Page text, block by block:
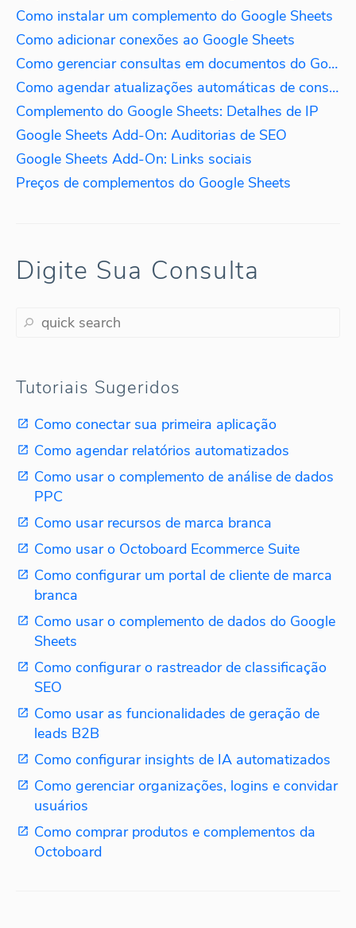
Como instalar um complemento do Google Sheets
Como adicionar conexões ao Google Sheets
Como gerenciar consultas em documentos do Google Sheets
Como agendar atualizações automáticas de consultas
Complemento do Google Sheets: Detalhes de IP
Google Sheets Add-On: Auditorias de SEO
Google Sheets Add-On: Links sociais
Preços de complementos do Google Sheets
Digite Sua Consulta
Tutoriais Sugeridos
Como conectar sua primeira aplicação
Como agendar relatórios automatizados
Como usar o complemento de análise de dados
PPC
Como usar recursos de marca branca
Como usar o Octoboard Ecommerce Suite
Como configurar um portal de cliente de marca
branca
Como usar o complemento de dados do Google
Sheets
Como configurar o rastreador de classificação
SEO
Como usar as funcionalidades de geração de
leads B2B
Como configurar insights de IA automatizados
Como gerenciar organizações, logins e convidar
usuários
Como comprar produtos e complementos da
Octoboard